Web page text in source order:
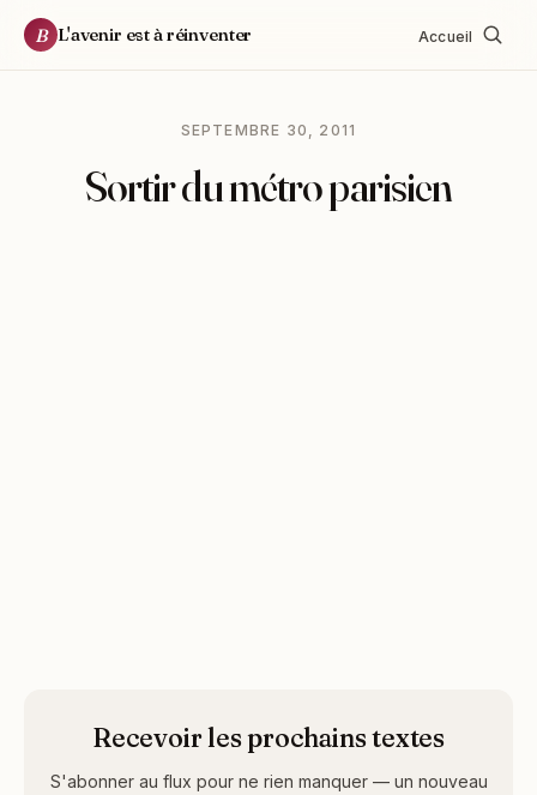
B L'avenir est à réinventer Accueil
SEPTEMBRE 30, 2011
Sortir du métro parisien
Recevoir les prochains textes
S'abonner au flux pour ne rien manquer — un nouveau